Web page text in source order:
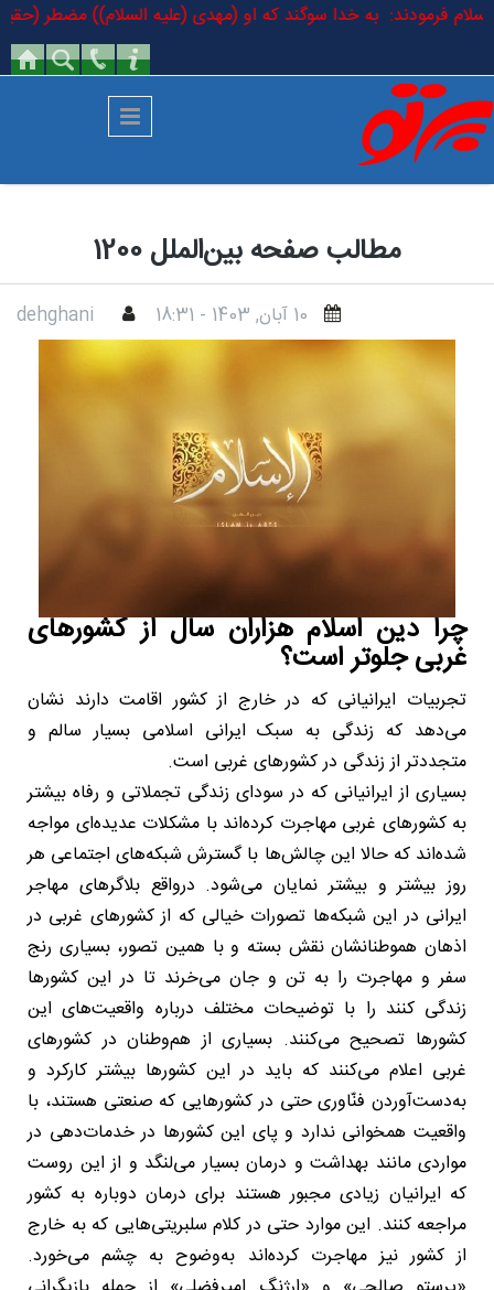
رفتن به محتوای اصلی
السلام فرمودند: به خدا سوگند که او (مهدی (علیه السلام)) مضطر
مطالب صفحه بین‌الملل 1200
10 آبان, 1403 - 18:31 dehghani
چرا دین اسلام هزاران سال از کشورهای
غربی جلوتر است؟
تجربیات ایرانیانی که در خارج از کشور اقامت دارند نشان
می‌دهد که زندگی به سبک ایرانی اسلامی بسیار سالم و
متجددتر از زندگی در کشورهای غربی است.
بسیاری از ایرانیانی که در سودای زندگی تجملاتی و رفاه بیشتر
به کشورهای غربی مهاجرت کرده‌اند با مشکلات عدیده‌ای مواجه
شده‌اند که حالا این چالش‌ها با گسترش شبکه‌های اجتماعی هر
روز بیشتر و بیشتر نمایان می‌شود. درواقع بلاگرهای مهاجر
ایرانی در این شبکه‌ها تصورات خیالی که از کشورهای غربی در
اذهان هموطنانشان نقش بسته و با همین تصور، بسیاری رنج
سفر و مهاجرت را به تن و جان می‌خرند تا در این کشورها
زندگی کنند را با توضیحات مختلف درباره واقعیت‌های این
کشورها تصحیح می‌کنند. بسیاری از هم‌وطنان در کشورهای
غربی اعلام می‌کنند که باید در این کشورها بیشتر کارکرد و
به‌دست‌آوردن فنّاوری حتی در کشورهایی که صنعتی هستند، با
واقعیت همخوانی ندارد و پای این کشورها در خدمات‌دهی در
مواردی مانند بهداشت و درمان بسیار می‌لنگد و از این روست
که ایرانیان زیادی مجبور هستند برای درمان دوباره به کشور
مراجعه کنند. این موارد حتی در کلام سلبریتی‌هایی که به خارج
از کشور نیز مهاجرت کرده‌اند به‌وضوح به چشم می‌خورد.